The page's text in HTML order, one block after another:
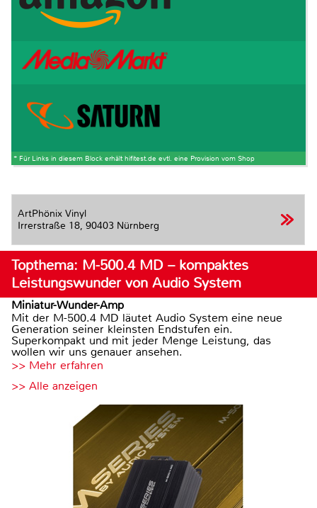
* Für Links in diesem Block erhält hifitest.de evtl. eine Provision vom Shop
ArtPhönix Vinyl
Irrerstraße 18, 90403 Nürnberg
Topthema: M-500.4 MD – kompaktes
Leistungswunder von Audio System
Miniatur-Wunder-Amp
Mit der M-500.4 MD läutet Audio System eine neue
Generation seiner kleinsten Endstufen ein.
Superkompakt und mit jeder Menge Leistung, das
wollen wir uns genauer ansehen.
>> Mehr erfahren
>> Alle anzeigen